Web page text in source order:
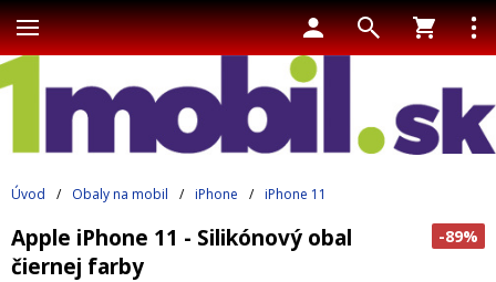
Úvod / Obaly na mobil / iPhone / iPhone 11
-89%
Apple iPhone 11 - Silikónový obal
čiernej farby